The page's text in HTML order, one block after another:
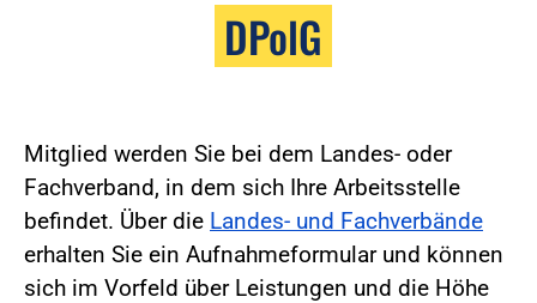
DPolG
Mitglied werden Sie bei dem Landes- oder
Fachverband, in dem sich Ihre Arbeitsstelle
befindet. Über die Landes- und Fachverbände
erhalten Sie ein Aufnahmeformular und können
sich im Vorfeld über Leistungen und die Höhe